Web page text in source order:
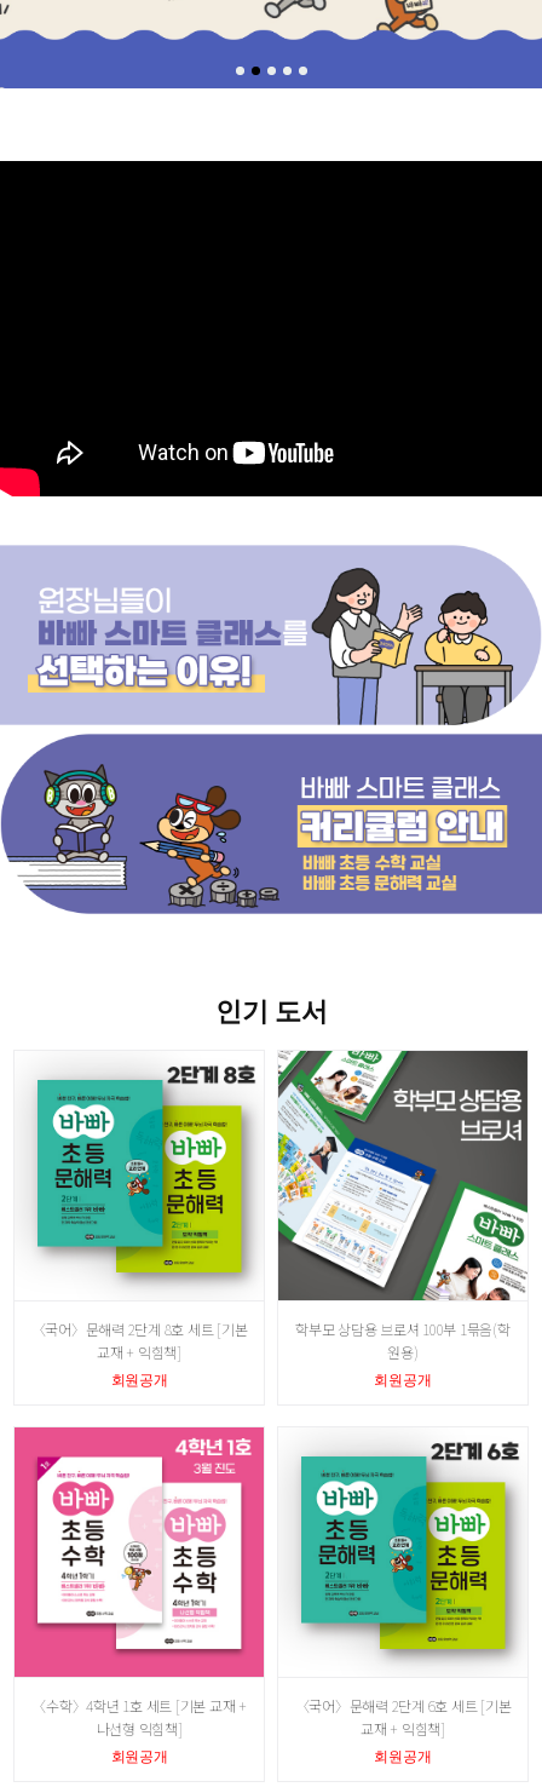
인기 도서
〈국어〉문해력 2단계 8호 세트 [기본
교재 + 익힘책]
회원공개
학부모 상담용 브로셔 100부 1묶음(학
원용)
회원공개
〈수학〉4학년 1호 세트 [기본 교재 +
나선형 익힘책]
회원공개
〈국어〉문해력 2단계 6호 세트 [기본
교재 + 익힘책]
회원공개